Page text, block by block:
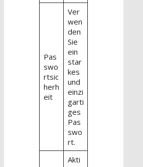
Pas
swo
rtsic
herh
eit
Ver
wen
den
Sie
ein
star
kes
und
einzi
garti
ges
Pas
swo
rt.
Akti